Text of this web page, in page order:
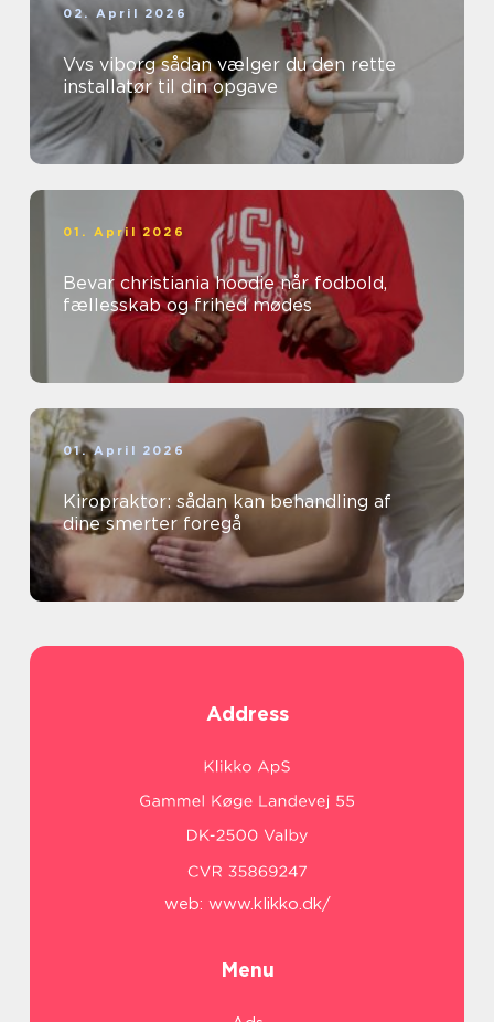
02. April 2026
Vvs viborg sådan vælger du den rette
installatør til din opgave
01. April 2026
Bevar christiania hoodie når fodbold,
fællesskab og frihed mødes
01. April 2026
Kiropraktor: sådan kan behandling af
dine smerter foregå
Address
web: www.klikko.dk/
Menu